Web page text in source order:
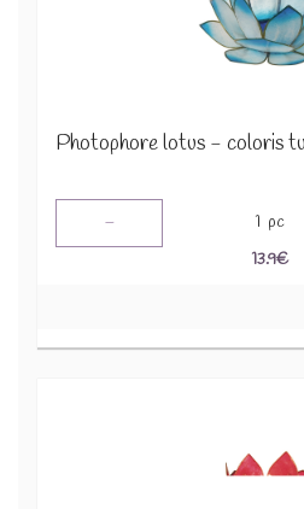
Photophore lotus - coloris
- 1 pc
13.9€